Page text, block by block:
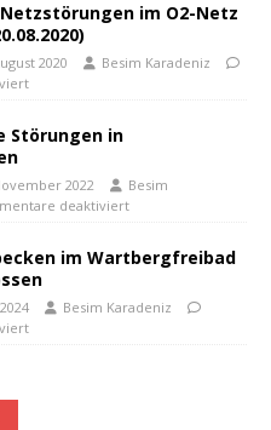
im O2-Netz
2020
Besim Karadeniz
Störungen in
2022
Besim
deaktiviert
im Wartbergfreibad
Besim Karadeniz